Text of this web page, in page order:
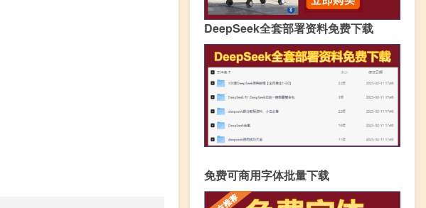
DeepSeek全套部署资料免费下载
免费可商用字体批量下载